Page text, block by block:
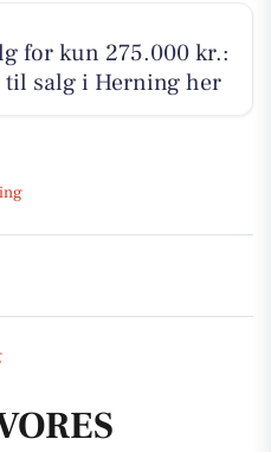
for kun 275.000 kr.:
til salg i Herning her